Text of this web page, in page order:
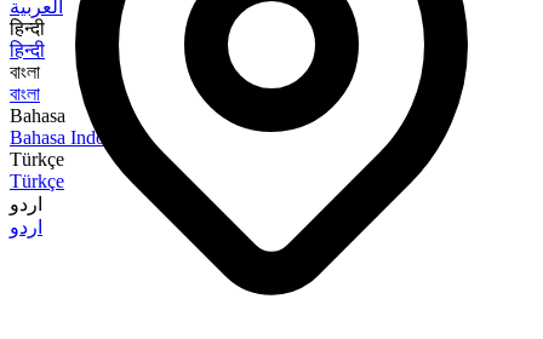
العربية
हिन्दी
हिन्दी
বাংলা
বাংলা
Bahasa
Bahasa Indonesia
Türkçe
Türkçe
اردو
اردو